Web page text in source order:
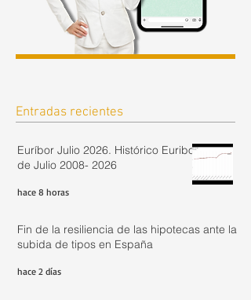
Entradas recientes
Euríbor Julio 2026. Histórico Euribor
de Julio 2008- 2026
hace 8 horas
Fin de la resiliencia de las hipotecas ante la
subida de tipos en España
hace 2 días